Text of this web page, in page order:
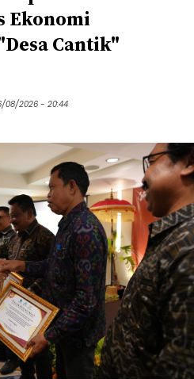
Ekonomi
Cantik"
08/2026 - 20:44